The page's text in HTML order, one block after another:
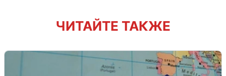
ЧИТАЙТЕ ТАКЖЕ